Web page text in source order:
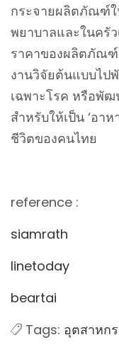
กระจายผลิตภัณฑ์ใ
พยาบาลและในครั
ราคาของผลิตภัณฑ์
งานวิจัยต้นแบบไป
เฉพาะโรค หรือพั
สำหรับให้เป็น ‘อา
ชีวิตของคนไทย
reference :
siamrath
linetoday
beartai
Tags: อุตสาหก